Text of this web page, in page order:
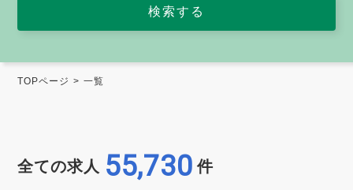
TOPページ 一覧
全ての求人 55,730 件